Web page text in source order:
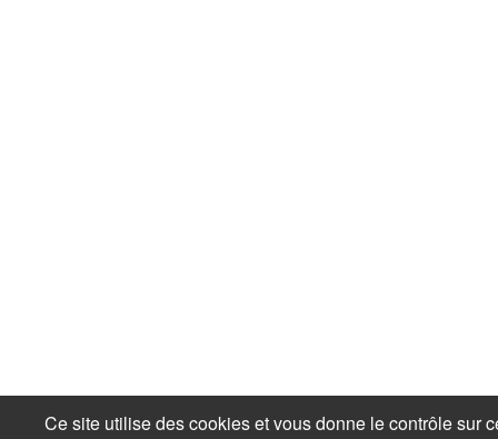
Ce site utilise des cookies et vous donne le contrôle sur